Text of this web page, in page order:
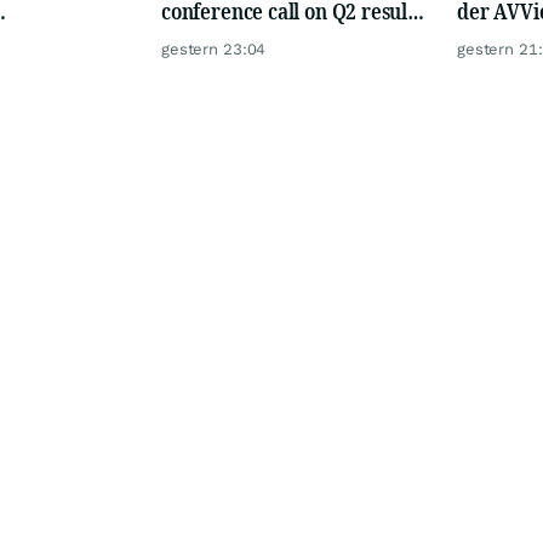
in
conference call on Q2 results
on 13 August 2026
gestern 23:04
der
gestern